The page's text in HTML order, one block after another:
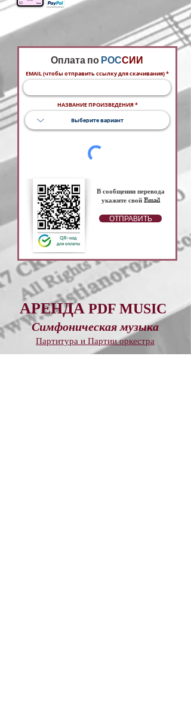
Оплата поРОССИИ
EMAIL (чтобы отправить ссылку для скачивания)
НАЗВАНИЕ ПРОИЗВЕДЕНИЯ
В сообщении перевода
укажите свой Email
ОТПРАВИТЬ
АРЕНДА PDF MUSIC
Симфоническая музыка
Партитура и Партии оркестра